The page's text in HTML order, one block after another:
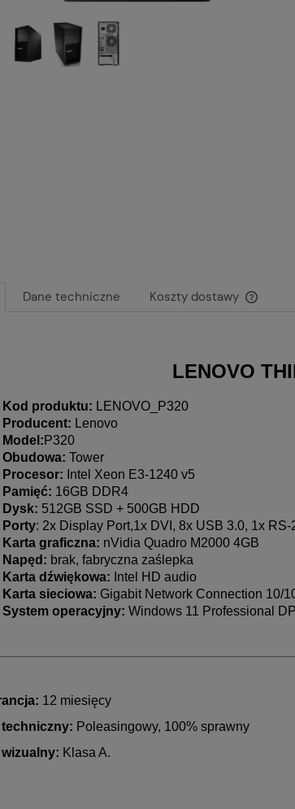
Dane techniczne Koszty dostawy
LENOVO
Kod produktu: LENOVO_P320
Producent: Lenovo
Model: P320
Obudowa: Tower
Procesor: Intel Xeon E3-1240 v5
Pamięć: 16GB DDR4
Dysk: 512GB SSD + 500GB HDD
Porty: 2x Display Port,1x DVI, 8x USB 3.0, 1x
Karta graficzna: nVidia Quadro M2000 4GB
Napęd: brak, fabryczna zaślepka
Karta dźwiękowa: Intel HD audio
Karta sieciowa: Gigabit Network Connection 10/
System operacyjny: Windows 11 Professional
12 miesięcy
Poleasingowy, 100% sprawny
Klasa A.